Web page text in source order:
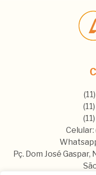
Celular:
Pç. Dom José Gaspar,